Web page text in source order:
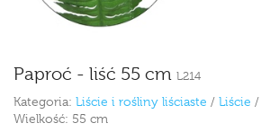
Paproć - liść 55 cm L214
Kategoria: Liście i rośliny liściaste / Liście /
Wielkość: 55 cm